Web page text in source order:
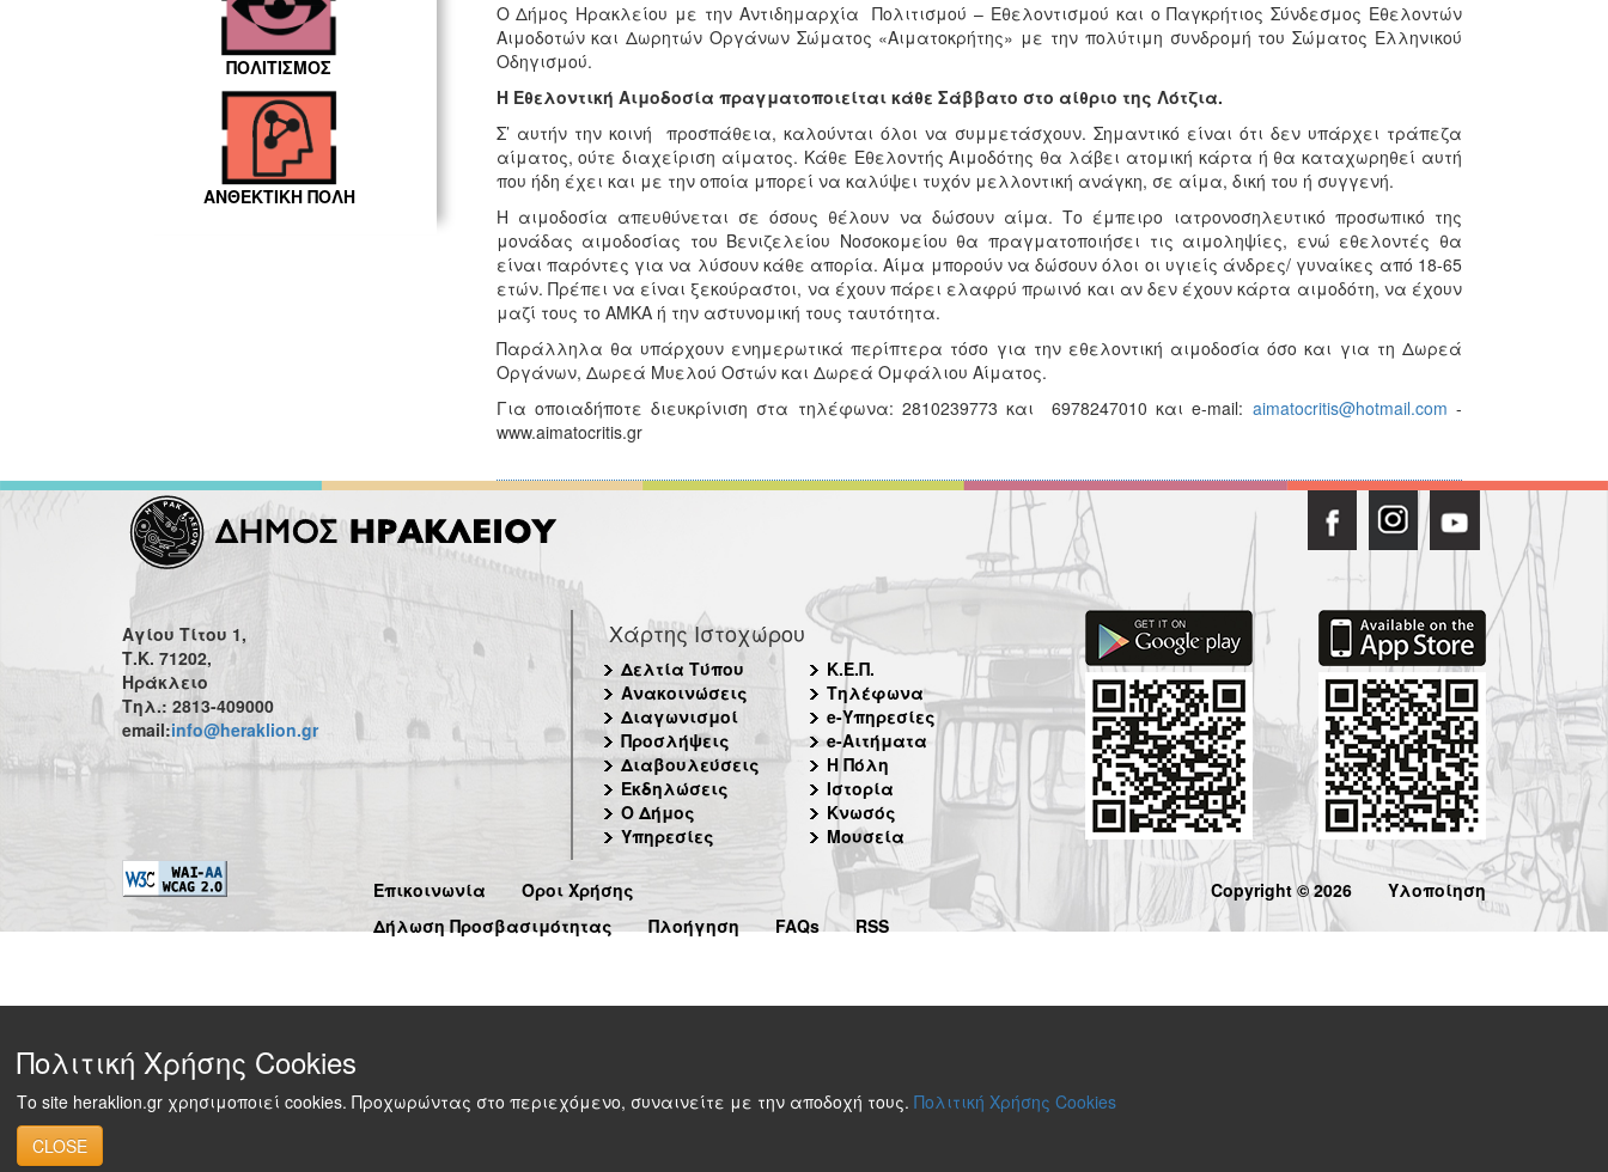
ΠΟΛΙΤΙΣΜΟΣ
ΑΝΘΕΚΤΙΚΗ ΠΟΛΗ
O Δήμος Ηρακλείου με την Αντιδημαρχία Πολιτισμού – Εθελοντισμού και ο Παγκρήτιος Σύνδεσμος Εθελοντών
Αιμοδοτών και Δωρητών Οργάνων Σώματος «Αιματοκρήτης» με την πολύτιμη συνδρομή του Σώματος Ελληνικού
Οδηγισμού.
Η Εθελοντική Αιμοδοσία πραγματοποιείται κάθε Σάββατο στο αίθριο της Λότζια.
Σ’ αυτήν την κοινή προσπάθεια, καλούνται όλοι να συμμετάσχουν. Σημαντικό είναι ότι δεν υπάρχει τράπεζα
αίματος, ούτε διαχείριση αίματος. Κάθε Εθελοντής Αιμοδότης θα λάβει ατομική κάρτα ή θα καταχωρηθεί αυτή
που ήδη έχει και με την οποία μπορεί να καλύψει τυχόν μελλοντική ανάγκη, σε αίμα, δική του ή συγγενή.
Η αιμοδοσία απευθύνεται σε όσους θέλουν να δώσουν αίμα. Το έμπειρο ιατρονοσηλευτικό προσωπικό της
μονάδας αιμοδοσίας του Βενιζελείου Νοσοκομείου θα πραγματοποιήσει τις αιμοληψίες, ενώ εθελοντές θα
είναι παρόντες για να λύσουν κάθε απορία. Αίμα μπορούν να δώσουν όλοι οι υγιείς άνδρες/ γυναίκες από 18-65
ετών. Πρέπει να είναι ξεκούραστοι, να έχουν πάρει ελαφρύ πρωινό και αν δεν έχουν κάρτα αιμοδότη, να έχουν
μαζί τους το ΑΜΚΑ ή την αστυνομική τους ταυτότητα.
Παράλληλα θα υπάρχουν ενημερωτικά περίπτερα τόσο για την εθελοντική αιμοδοσία όσο και για τη Δωρεά
Οργάνων, Δωρεά Μυελού Οστών και Δωρεά Ομφάλιου Αίματος.
Για οποιαδήποτε διευκρίνιση στα τηλέφωνα: 2810239773 και 6978247010 και e-mail: aimatocritis@hotmail.com -
www.aimatocritis.gr
Αγίου Τίτου 1,
Τ.Κ. 71202,
Ηράκλειο
Τηλ.: 2813-409000
email:info@heraklion.gr
Χάρτης Ιστοχώρου
Δελτία Τύπου
Ανακοινώσεις
Διαγωνισμοί
Προσλήψεις
Διαβουλεύσεις
Εκδηλώσεις
Ο Δήμος
Υπηρεσίες
Κ.Ε.Π.
Τηλέφωνα
e-Υπηρεσίες
e-Αιτήματα
Η Πόλη
Ιστορία
Κνωσός
Μουσεία
Επικοινωνία
Όροι Χρήσης
Δήλωση Προσβασιμότητας
Πλοήγηση FAQs RSS
Copyright © 2026 Υλοποίηση
Πολιτική Χρήσης Cookies
Το site heraklion.gr χρησιμοποιεί cookies. Προχωρώντας στο περιεχόμενο, συναινείτε με την αποδοχή τους. Πολιτική Χρήσης Cookies
CLOSE